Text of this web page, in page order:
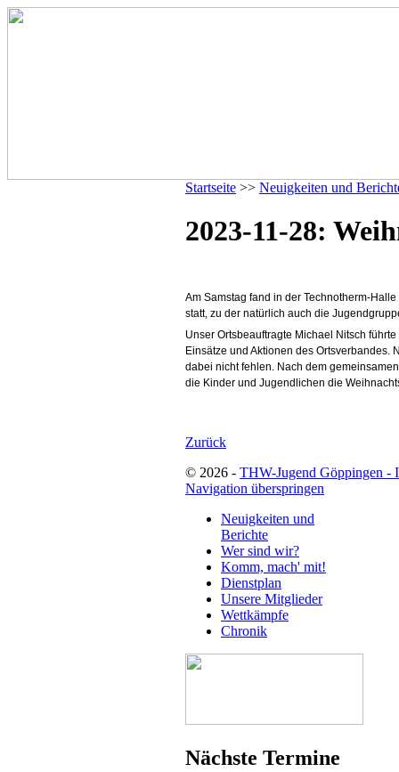
Startseite >> Neuigkeiten und
2023-11-28:
Am Samstag fand in der Technotherm-
statt, zu der natürlich auch die
Unser Ortsbeauftragte Michael Nitsch
Einsätze und Aktionen des Ortsverbandes.
dabei nicht fehlen. Nach dem
die Kinder und Jugendlichen die
Zurück
© 2026 - THW-Jugend Göppingen -
Navigation überspringen
Neuigkeiten und
Berichte
Wer sind wir?
Komm, mach' mit!
Dienstplan
Unsere Mitglieder
Wettkämpfe
Chronik
Nächste Termine